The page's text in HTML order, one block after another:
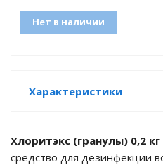
Нет в наличии
Характеристики
Хлоритэкс (гранулы) 0,2 кг
средство для дезинфекции